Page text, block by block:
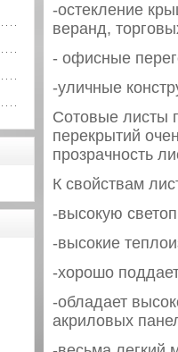
-остекление
веранд,
- офисные
-уличные
Сотовые листы
перекрытий
прозрачность
К свойствам
-высокую
-высокие
-хорошо
-обладает
акриловых